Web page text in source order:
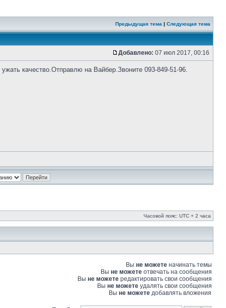
Предыдущая тема | Следующая тема
Добавлено: 07 июл 2017, 00:16
качество.Отправлю на Вайбер.Звоните 093-849-51-96.
Часовой пояс: UTC + 2 часа
Вы не можете начинать темы
Вы не можете отвечать на сообщения
Вы не можете редактировать свои сообщения
Вы не можете удалять свои сообщения
Вы не можете добавлять вложения